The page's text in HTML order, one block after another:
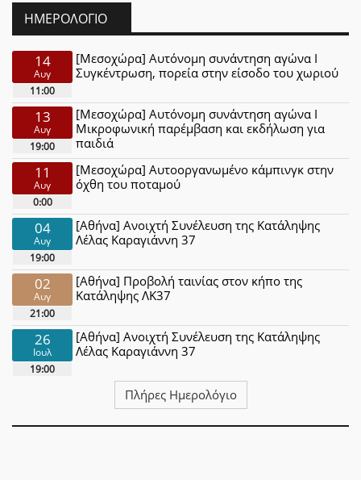
ΗΜΕΡΟΛΌΓΙΟ
14
Αυγ
11:00
[Μεσοχώρα] Αυτόνομη συνάντηση αγώνα Ι
Συγκέντρωση, πορεία στην είσοδο του χωριού
13
Αυγ
19:00
[Μεσοχώρα] Αυτόνομη συνάντηση αγώνα Ι
Μικροφωνική παρέμβαση και εκδήλωση για
παιδιά
11
Αυγ
0:00
[Μεσοχώρα] Αυτοοργανωμένο κάμπινγκ στην
όχθη του ποταμού
04
Αυγ
19:00
[Αθήνα] Ανοιχτή Συνέλευση της Κατάληψης
Λέλας Καραγιάννη 37
02
Αυγ
21:00
[Αθήνα] Προβολή ταινίας στον κήπο της
Κατάληψης ΛΚ37
26
Ιουλ
19:00
[Αθήνα] Ανοιχτή Συνέλευση της Κατάληψης
Λέλας Καραγιάννη 37
Πλήρες Ημερολόγιο